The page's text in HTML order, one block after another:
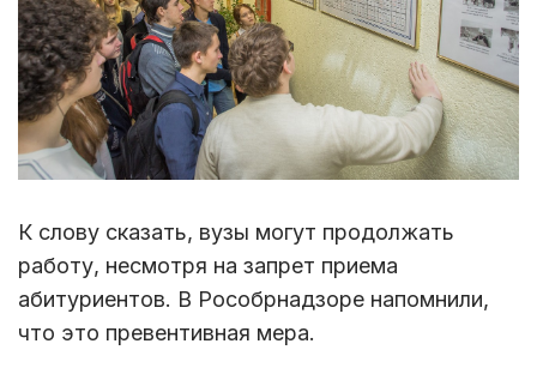
К слову сказать, вузы могут продолжать
работу, несмотря на запрет приема
абитуриентов. В Рособрнадзоре напомнили,
что это превентивная мера.